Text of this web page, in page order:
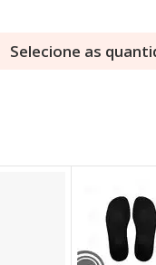
Selecione as